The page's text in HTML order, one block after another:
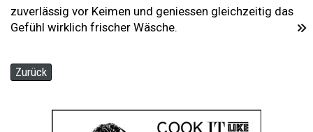
zuverlässig vor Keimen und geniessen gleichzeitig das
Gefühl wirklich frischer Wäsche.
Zurück